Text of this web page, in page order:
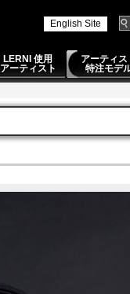
English Site
LERNI 使用
アーティスト
アーティス
特注モデ